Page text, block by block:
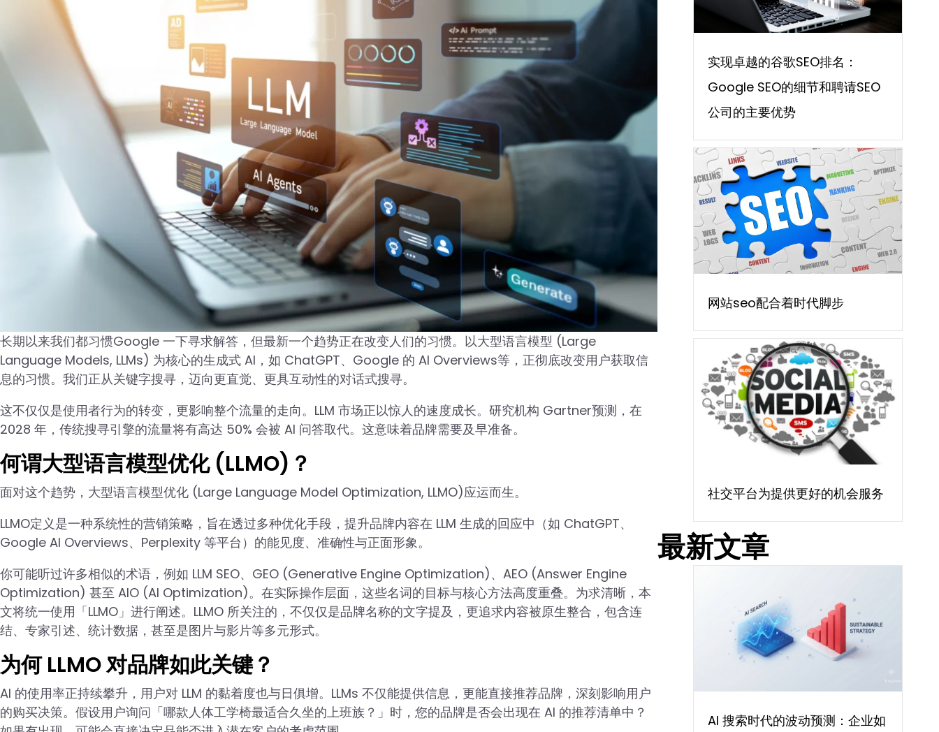
长期以来我们都习惯Google 一下寻求解答，但最新一个趋势正在改变人们的习惯。以大型语言模型 (Large
Language Models, LLMs) 为核心的生成式 AI，如 ChatGPT、Google 的 AI Overviews等，正彻底改变用户获取信
息的习惯。我们正从关键字搜寻，迈向更直觉、更具互动性的对话式搜寻。
这不仅仅是使用者行为的转变，更影响整个流量的走向。LLM 市场正以惊人的速度成长。研究机构 Gartner预测，在
2028 年，传统搜寻引擎的流量将有高达 50% 会被 AI 问答取代。这意味着品牌需要及早准备。
何谓大型语言模型优化 (LLMO)？
面对这个趋势，大型语言模型优化 (Large Language Model Optimization, LLMO)应运而生。
LLMO定义是一种系统性的营销策略，旨在透过多种优化手段，提升品牌内容在 LLM 生成的回应中（如 ChatGPT、
Google AI Overviews、Perplexity 等平台）的能见度、准确性与正面形象。
你可能听过许多相似的术语，例如 LLM SEO、GEO (Generative Engine Optimization)、AEO (Answer Engine
Optimization) 甚至 AIO (AI Optimization)。在实际操作层面，这些名词的目标与核心方法高度重叠。为求清晰，本
文将统一使用「LLMO」进行阐述。LLMO 所关注的，不仅仅是品牌名称的文字提及，更追求内容被原生整合，包含连
结、专家引述、统计数据，甚至是图片与影片等多元形式。
为何 LLMO 对品牌如此关键？
AI 的使用率正持续攀升，用户对 LLM 的黏着度也与日俱增。LLMs 不仅能提供信息，更能直接推荐品牌，深刻影响用户
的购买决策。假设用户询问「哪款人体工学椅最适合久坐的上班族？」时，您的品牌是否会出现在 AI 的推荐清单中？
实现卓越的谷歌SEO排名：
Google SEO的细节和聘请SEO
公司的主要优势
网站seo配合着时代脚步
社交平台为提供更好的机会服务
最新文章
AI 搜索时代的波动预测：企业如